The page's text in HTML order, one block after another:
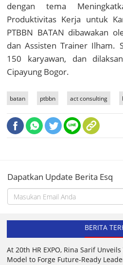
dengan tema
Produktivitas Kerja untuk
PTBBN BATAN dibawakan
dan Assisten Trainer Ilham.
150 karyawan, dan
Cipayung Bogor.
batan ptbbn act consulting
Dapatkan Update Berita Esq
BERITA
At 20th HR EXPO, Rina Sarif
Model to Forge Future-Ready